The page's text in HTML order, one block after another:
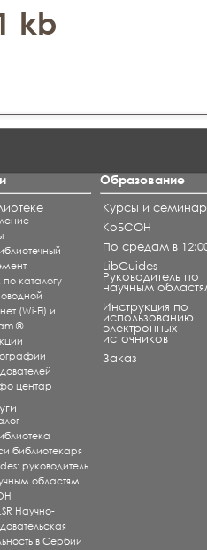
kb
каталогу
(Wi-Fi) и
®
центар
библиотекаря
руководитель
областям
Научно-
в Сербии
Образование
Курсы и
КоБСОН
По средам в
LibGuides -
Руководитель по
научным
Инструкция по
использованию
электронных
источников
Заказ